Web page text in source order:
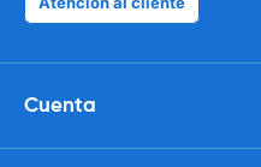
Cuenta